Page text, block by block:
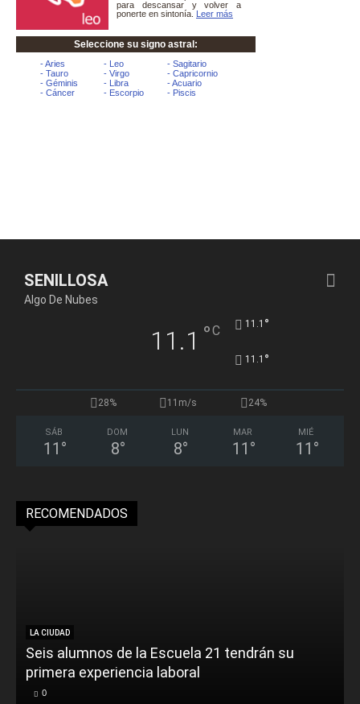
SENILLOSA
Algo De Nubes
11.1 °C 11.1 °
11.1 °
28% 11m/s 24%
SÁB
11 °
DOM
8°
LUN
8°
MAR
11 °
MIÉ
11 °
RECOMENDADOS
LA CIUDAD
Seis alumnos de la Escuela 21 tendrán su
primera experiencia laboral
0